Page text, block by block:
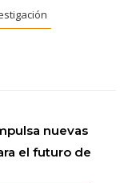
nuevas
el futuro de